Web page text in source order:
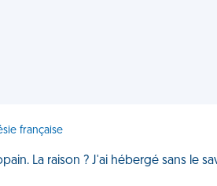
française
La raison ? J'ai hébergé sans le